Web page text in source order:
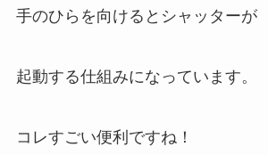
手のひらを向けるとシャッターが
起動する仕組みになっています。
コレすごい便利ですね！